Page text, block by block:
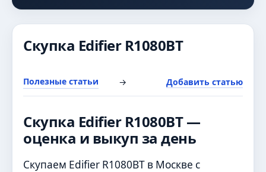
Скупка Edifier R1080BT
Полезные статьи → Добавить статью
Скупка Edifier R1080BT —
оценка и выкуп за день
Скупаем Edifier R1080BT в Москве с